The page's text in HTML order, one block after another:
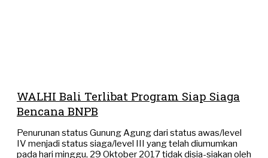
WALHI Bali Terlibat Program Siap Siaga
Bencana BNPB
Penurunan status Gunung Agung dari status awas/level
IV menjadi status siaga/level III yang telah diumumkan
pada hari minggu, 29 Oktober 2017 tidak disia-siakan oleh